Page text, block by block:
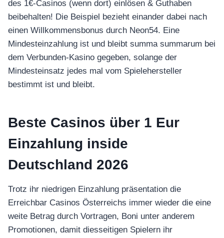
des 1€-Casinos (wenn dort) einlösen & Guthaben
beibehalten! Die Beispiel bezieht einander dabei nach
einen Willkommensbonus durch Neon54. Eine
Mindesteinzahlung ist und bleibt summa summarum bei
dem Verbunden-Kasino gegeben, solange der
Mindesteinsatz jedes mal vom Spielehersteller
bestimmt ist und bleibt.
Beste Casinos über 1 Eur
Einzahlung inside
Deutschland 2026
Trotz ihr niedrigen Einzahlung präsentation die
Erreichbar Casinos Österreichs immer wieder die eine
weite Betrag durch Vortragen, Boni unter anderem
Promotionen, damit diesseitigen Spielern ihr